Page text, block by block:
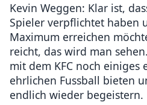
Kevin Weggen: Klar ist,
Spieler verpflichtet haben
Maximum erreichen
reicht, das wird man
mit dem KFC noch einiges
ehrlichen Fussball bieten
endlich wieder begeistern.